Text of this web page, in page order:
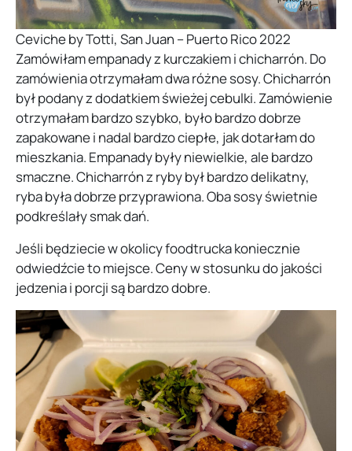
Ceviche by Totti, San Juan – Puerto Rico 2022
Zamówiłam empanady z kurczakiem i chicharrón. Do
zamówienia otrzymałam dwa różne sosy. Chicharrón
był podany z dodatkiem świeżej cebulki. Zamówienie
otrzymałam bardzo szybko, było bardzo dobrze
zapakowane i nadal bardzo ciepłe, jak dotarłam do
mieszkania. Empanady były niewielkie, ale bardzo
smaczne. Chicharrón z ryby był bardzo delikatny,
ryba była dobrze przyprawiona. Oba sosy świetnie
podkreślały smak dań.
Jeśli będziecie w okolicy foodtrucka koniecznie
odwiedźcie to miejsce. Ceny w stosunku do jakości
jedzenia i porcji są bardzo dobre.